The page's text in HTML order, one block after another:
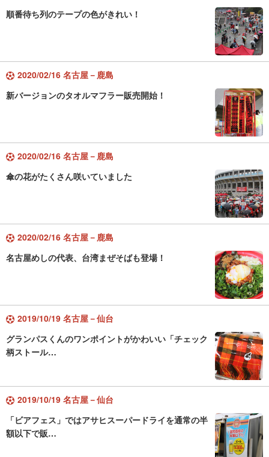
順番待ち列のテープの色がきれい！
2020/02/16 名古屋－鹿島
新バージョンのタオルマフラー販売開始！
2020/02/16 名古屋－鹿島
傘の花がたくさん咲いていました
2020/02/16 名古屋－鹿島
名古屋めしの代表、台湾まぜそばも登場！
2019/10/19 名古屋－仙台
グランパスくんのワンポイントがかわいい「チェック
柄ストール…
2019/10/19 名古屋－仙台
「ビアフェス」ではアサヒスーパードライを通常の半
額以下で販…